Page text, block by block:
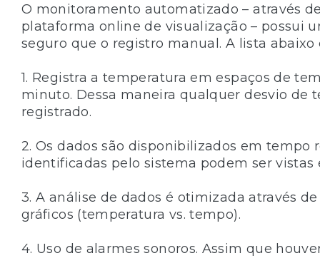
O monitoramento automatizado – através
plataforma online de visualização – possui
seguro que o registro manual. A lista abaixo
1. Registra a temperatura em espaços de
minuto. Dessa maneira qualquer desvio de
registrado.
2. Os dados são disponibilizados em tempo
identificadas pelo sistema podem ser
3. A análise de dados é otimizada através
gráficos (temperatura vs. tempo).
4. Uso de alarmes sonoros. Assim que